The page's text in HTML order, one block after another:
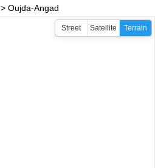
> Oujda-Angad
Street Satellite Terrain